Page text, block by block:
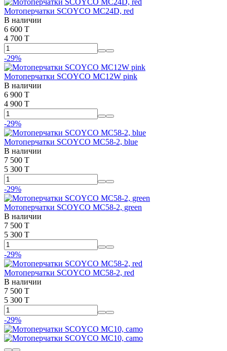
Мотоперчатки SCOYCO MC24D, red
В наличии
6 600 T
4 700 T
-29%
Мотоперчатки SCOYCO MC12W pink
В наличии
6 900 T
4 900 T
-29%
Мотоперчатки SCOYCO MC58-2, blue
В наличии
7 500 T
5 300 T
-29%
Мотоперчатки SCOYCO MC58-2, green
В наличии
7 500 T
5 300 T
-29%
Мотоперчатки SCOYCO MC58-2, red
В наличии
7 500 T
5 300 T
-29%